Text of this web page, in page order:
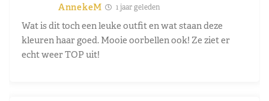
AnnekeM 1 jaar geleden
Wat is dit toch een leuke outfit en wat staan deze
kleuren haar goed. Mooie oorbellen ook! Ze ziet er
echt weer TOP uit!